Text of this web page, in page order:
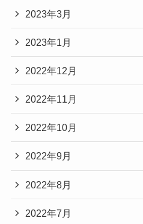
2023年3月
2023年1月
2022年12月
2022年11月
2022年10月
2022年9月
2022年8月
2022年7月